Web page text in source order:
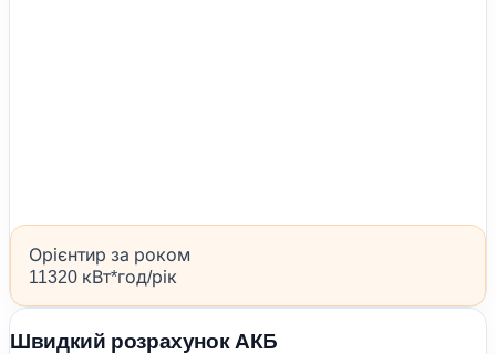
Орієнтир за роком
11320 кВт*год/рік
Швидкий розрахунок АКБ